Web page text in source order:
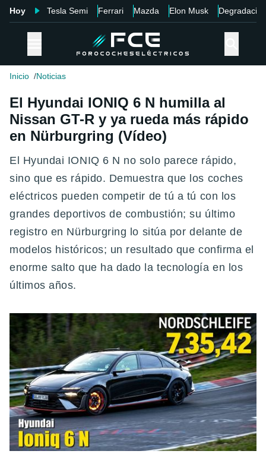
Hoy Tesla Semi Ferrari Mazda Elon Musk Degradación
Inicio Noticias
El Hyundai IONIQ 6 N humilla al
Nissan GT-R y ya rueda más rápido
en Nürburgring (Vídeo)
El Hyundai IONIQ 6 N no solo parece rápido,
sino que es rápido. Demuestra que los coches
eléctricos pueden competir de tú a tú con los
grandes deportivos de combustión; su último
registro en Nürburgring lo sitúa por delante de
modelos históricos; un resultado que confirma el
enorme salto que ha dado la tecnología en los
últimos años.